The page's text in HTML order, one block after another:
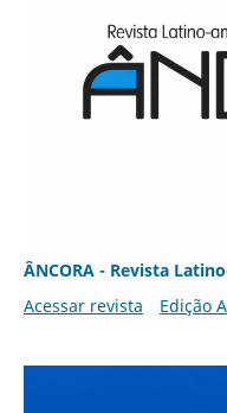
ÂNCORA - Revista
Acessar revista
Edição